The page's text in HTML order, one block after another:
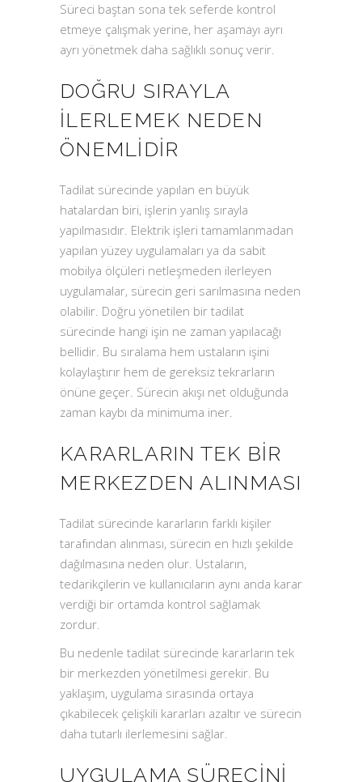
Süreci baştan sona tek seferde kontrol
etmeye çalışmak yerine, her aşamayı ayrı
ayrı yönetmek daha sağlıklı sonuç verir.
DOĞRU SIRAYLA
İLERLEMEK NEDEN
ÖNEMLIDIR
Tadilat sürecinde yapılan en büyük
hatalardan biri, işlerin yanlış sırayla
yapılmasıdır. Elektrik işleri tamamlanmadan
yapılan yüzey uygulamaları ya da sabit
mobilya ölçüleri netleşmeden ilerleyen
uygulamalar, sürecin geri sarılmasına neden
olabilir. Doğru yönetilen bir tadilat
sürecinde hangi işin ne zaman yapılacağı
bellidir. Bu sıralama hem ustaların işini
kolaylaştırır hem de gereksiz tekrarların
önüne geçer. Sürecin akışı net olduğunda
zaman kaybı da minimuma iner.
KARARLARIN TEK BIR
MERKEZDEN ALINMASI
Tadilat sürecinde kararların farklı kişiler
tarafından alınması, sürecin en hızlı şekilde
dağılmasına neden olur. Ustaların,
tedarikçilerin ve kullanıcıların aynı anda karar
verdiği bir ortamda kontrol sağlamak
zordur.
Bu nedenle tadilat sürecinde kararların tek
bir merkezden yönetilmesi gerekir. Bu
yaklaşım, uygulama sırasında ortaya
çıkabilecek çelişkili kararları azaltır ve sürecin
daha tutarlı ilerlemesini sağlar.
UYGULAMA SÜRECINI